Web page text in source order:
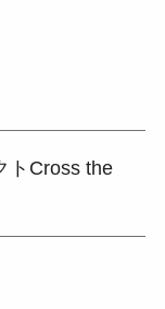
トCross the